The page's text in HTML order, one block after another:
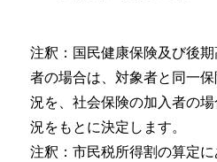
注釈：国民健康保険及び後
者の場合は、対象者と同一
況を、社会保険の加入者の
況をもとに決定します。
注釈：市民税所得割の算定